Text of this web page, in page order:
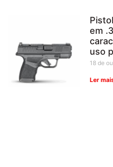
em
uso
18 de
Ler